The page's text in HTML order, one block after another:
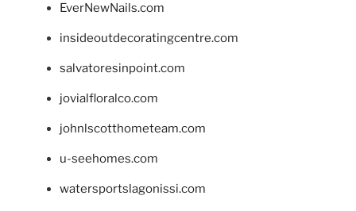
EverNewNails.com
insideoutdecoratingcentre.com
salvatoresinpoint.com
jovialfloralco.com
johnlscotthometeam.com
u-seehomes.com
watersportslagonissi.com